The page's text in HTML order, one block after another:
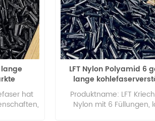
lange
hat
LFT Nylon Polyamid 6
lange
Pellets
Produktname: LFT
Nylon mit 6 Füllungen,